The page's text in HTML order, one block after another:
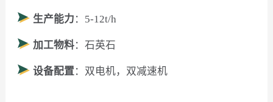
生产能力 ：5-12t/h
加工物料：石英石
设备配置 ：双电机，双减速机